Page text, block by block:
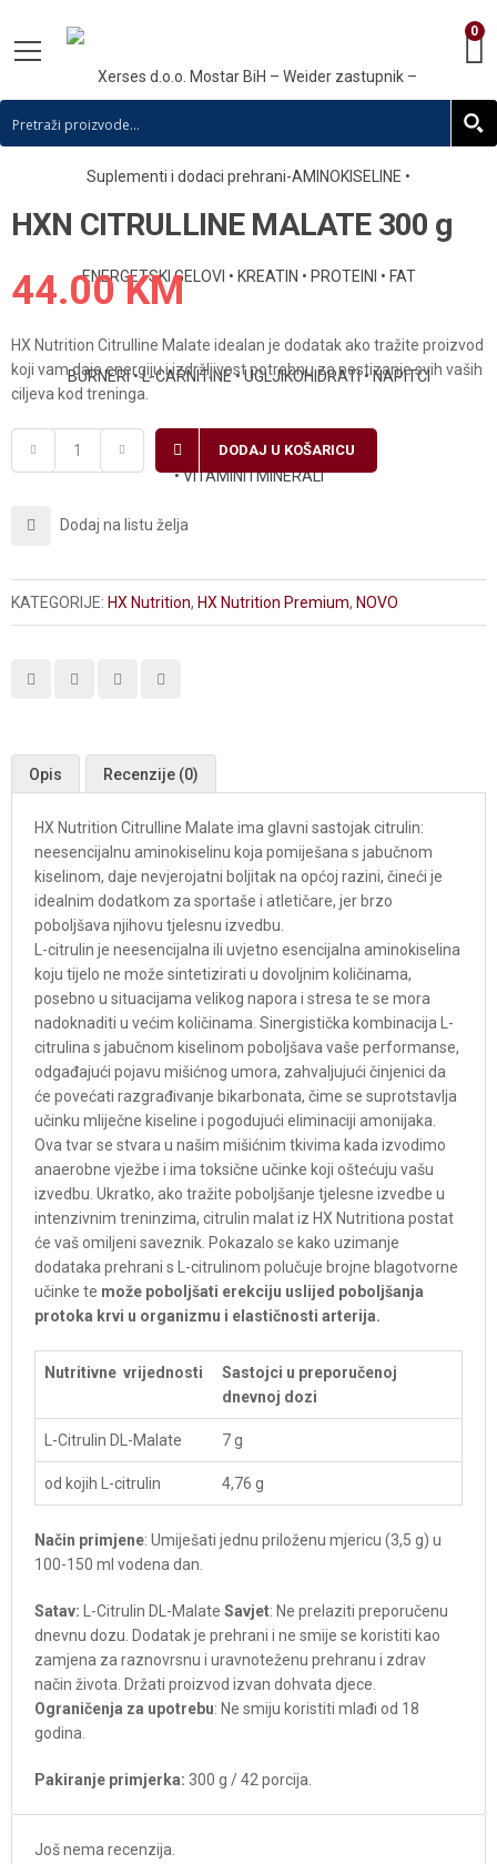
0
HXN CITRULLINE MALATE 300 g
44.00KM
HX Nutrition Citrulline Malate idealan je dodatak ako tražite proizvod
koji vam daje energiju i izdržljivost potrebnu za postizanje svih vaših
ciljeva kod treninga.
DODAJ U KOŠARICU
Dodaj na listu želja
KATEGORIJE: HX Nutrition, HX Nutrition Premium, NOVO
Opis Recenzije (0)
HX Nutrition Citrulline Malate ima glavni sastojak citrulin:
neesencijalnu aminokiselinu koja pomiješana s jabučnom
kiselinom, daje nevjerojatni boljitak na općoj razini, čineći je
idealnim dodatkom za sportaše i atletičare, jer brzo
poboljšava njihovu tjelesnu izvedbu.
L-citrulin je neesencijalna ili uvjetno esencijalna aminokiselina
koju tijelo ne može sintetizirati u dovoljnim količinama,
posebno u situacijama velikog napora i stresa te se mora
nadoknaditi u većim količinama. Sinergistička kombinacija L-
citrulina s jabučnom kiselinom poboljšava vaše performanse,
odgađajući pojavu mišićnog umora, zahvaljujući činjenici da
će povećati razgrađivanje bikarbonata, čime se suprotstavlja
učinku mliječne kiseline i pogodujući eliminaciji amonijaka.
Ova tvar se stvara u našim mišićnim tkivima kada izvodimo
anaerobne vježbe i ima toksične učinke koji oštećuju vašu
izvedbu. Ukratko, ako tražite poboljšanje tjelesne izvedbe u
intenzivnim treninzima, citrulin malat iz HX Nutritiona postat
će vaš omiljeni saveznik. Pokazalo se kako uzimanje
dodataka prehrani s L-citrulinom polučuje brojne blagotvorne
učinke te može poboljšati erekciju uslijed poboljšanja
protoka krvi u organizmu i elastičnosti arterija.
Nutritivne vrijednosti
Sastojci u preporučenoj
dnevnoj dozi
L-Citrulin DL-Malate 7 g
od kojih L-citrulin 4,76 g
Način primjene: Umiješati jednu priloženu mjericu (3,5 g) u
100-150 ml vodena dan.
Satav: L-Citrulin DL-Malate Savjet: Ne prelaziti preporučenu
dnevnu dozu. Dodatak je prehrani i ne smije se koristiti kao
zamjena za raznovrsnu i uravnoteženu prehranu i zdrav
način života. Držati proizvod izvan dohvata djece.
Ograničenja za upotrebu: Ne smiju koristiti mlađi od 18
godina.
Pakiranje primjerka: 300 g / 42 porcija.
Još nema recenzija.